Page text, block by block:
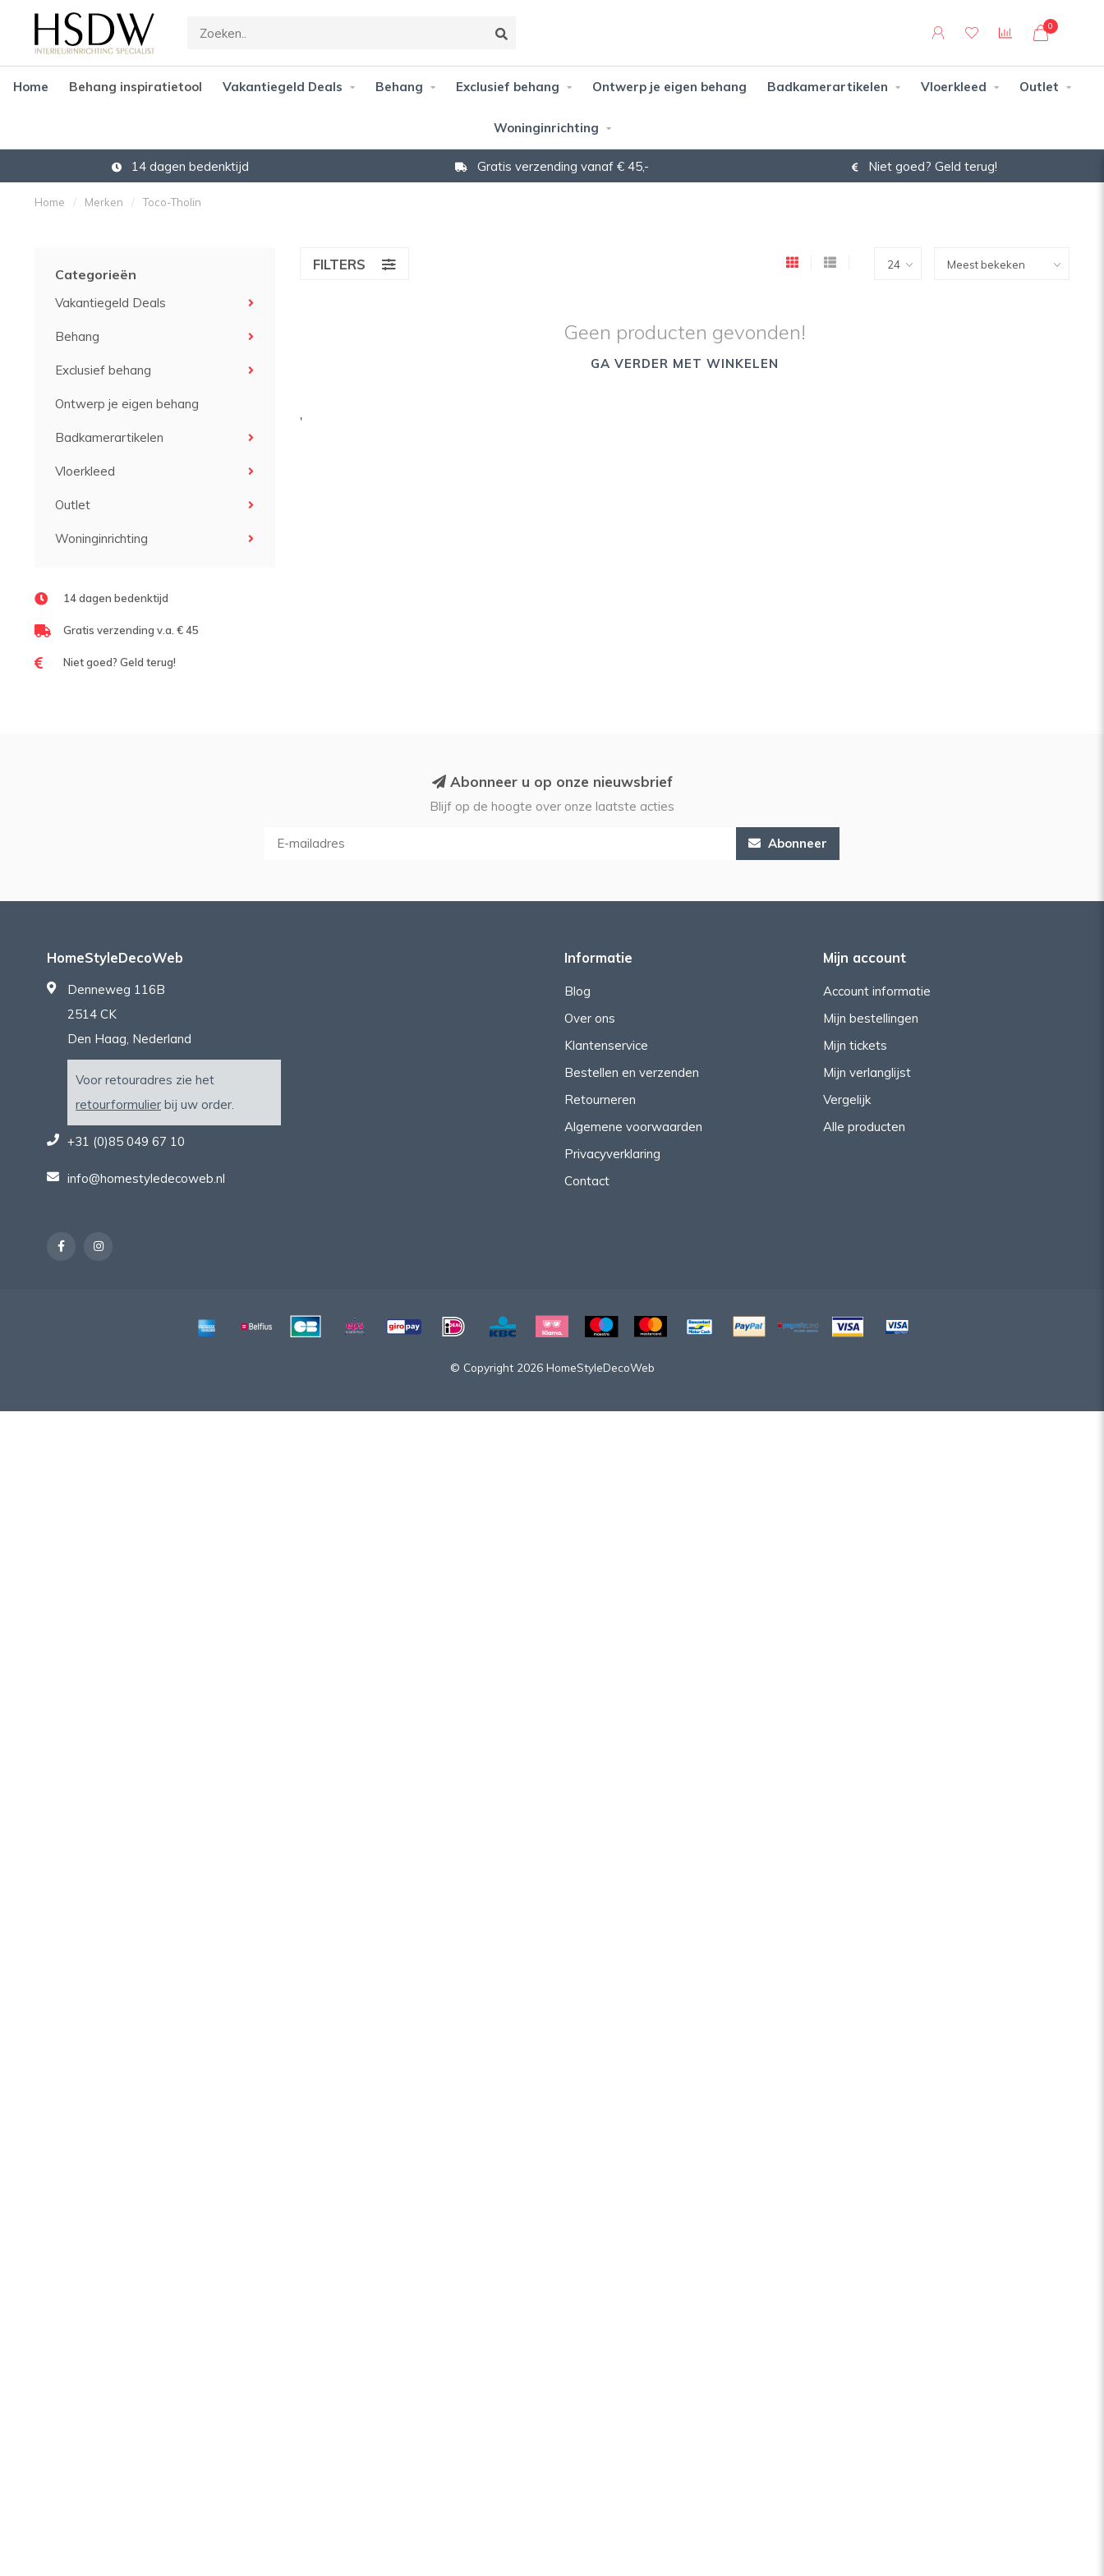
0
Home Behang inspiratietool Vakantiegeld Deals Behang Exclusief behang Ontwerp je eigen behang Badkamerartikelen Vloerkleed Outlet
Woninginrichting
14 dagen bedenktijd Gratis verzending vanaf € 45,- Niet goed? Geld terug!
Home / Merken / Toco-Tholin
Categorieën
Vakantiegeld Deals
Behang
Exclusief behang
Ontwerp je eigen behang
Badkamerartikelen
Vloerkleed
Outlet
Woninginrichting
14 dagen bedenktijd
Gratis verzending v.a. € 45
Niet goed? Geld terug!
FILTERS
Geen producten gevonden!
GA VERDER MET WINKELEN
'
Abonneer u op onze nieuwsbrief
Blijf op de hoogte over onze laatste acties
Abonneer
HomeStyleDecoWeb
Denneweg 116B
2514 CK
Den Haag, Nederland
Voor retouradres zie het
retourformulier bij uw order.
+31 (0)85 049 67 10
info@homestyledecoweb.nl
Informatie
Blog
Over ons
Klantenservice
Bestellen en verzenden
Retourneren
Algemene voorwaarden
Privacyverklaring
Contact
Mijn account
Account informatie
Mijn bestellingen
Mijn tickets
Mijn verlanglijst
Vergelijk
Alle producten
© Copyright 2026 HomeStyleDecoWeb